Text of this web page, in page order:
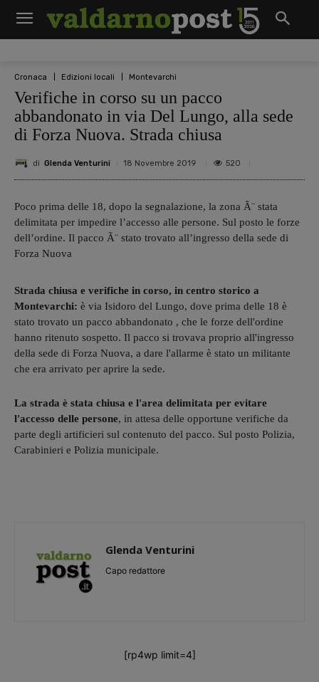
Cronaca Edizioni locali Montevarchi
Verifiche in corso su un pacco
abbandonato in via Del Lungo, alla sede
di Forza Nuova. Strada chiusa
di Glenda Venturini 18 Novembre 2019 520
Poco prima delle 18, dopo la segnalazione, la zona Ã¨ stata
delimitata per impedire l’accesso alle persone. Sul posto le forze
dell’ordine. Il pacco Ã¨ stato trovato all’ingresso della sede di
Forza Nuova
Strada chiusa e verifiche in corso, in centro storico a
Montevarchi: è via Isidoro del Lungo, dove prima delle 18 è
stato trovato un pacco abbandonato , che le forze dell'ordine
hanno ritenuto sospetto. Il pacco si trovava proprio all'ingresso
della sede di Forza Nuova, a dare l'allarme è stato un militante
che era arrivato per aprire la sede.
La strada è stata chiusa e l'area delimitata per evitare
l'accesso delle persone, in attesa delle opportune verifiche da
parte degli artificieri sul contenuto del pacco. Sul posto Polizia,
Carabinieri e Polizia municipale.
Glenda Venturini
Capo redattore
[rp4wp limit=4]